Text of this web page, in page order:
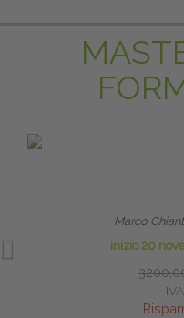
Marco
inizio 20